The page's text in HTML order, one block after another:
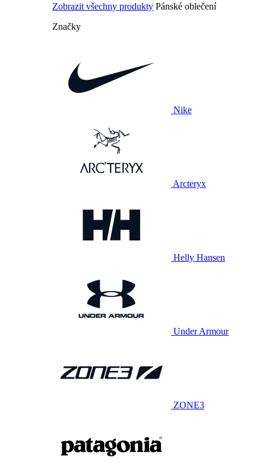
Zobrazit všechny produkty Pánské oblečení
Značky
Nike
Arcteryx
Helly Hansen
Under Armour
ZONE3